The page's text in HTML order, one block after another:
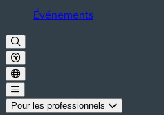
Événements
Pour les professionnels